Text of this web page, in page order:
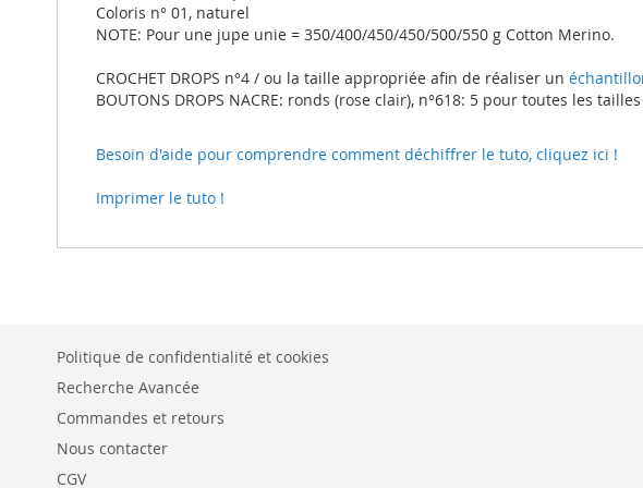
Coloris n° 01, naturel
NOTE: Pour une jupe unie = 350/400/450/450/500/550 g Cotton Merino.
CROCHET DROPS n°4 / ou la taille appropriée afin de réaliser un
BOUTONS DROPS NACRE: ronds (rose clair), n°618: 5 pour toutes les tailles
Besoin d'aide pour comprendre comment déchiffrer le tuto, cliquez ici !
Imprimer le tuto !
Politique de confidentialité et cookies
Recherche Avancée
Commandes et retours
Nous contacter
CGV